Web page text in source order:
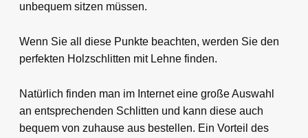
unbequem sitzen müssen.
Wenn Sie all diese Punkte beachten, werden Sie den
perfekten Holzschlitten mit Lehne finden.
Natürlich finden man im Internet eine große Auswahl
an entsprechenden Schlitten und kann diese auch
bequem von zuhause aus bestellen. Ein Vorteil des